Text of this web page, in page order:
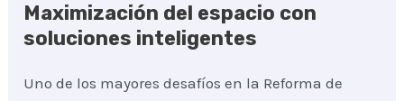
Maximización del espacio con
soluciones inteligentes
Uno de los mayores desafíos en la Reforma de